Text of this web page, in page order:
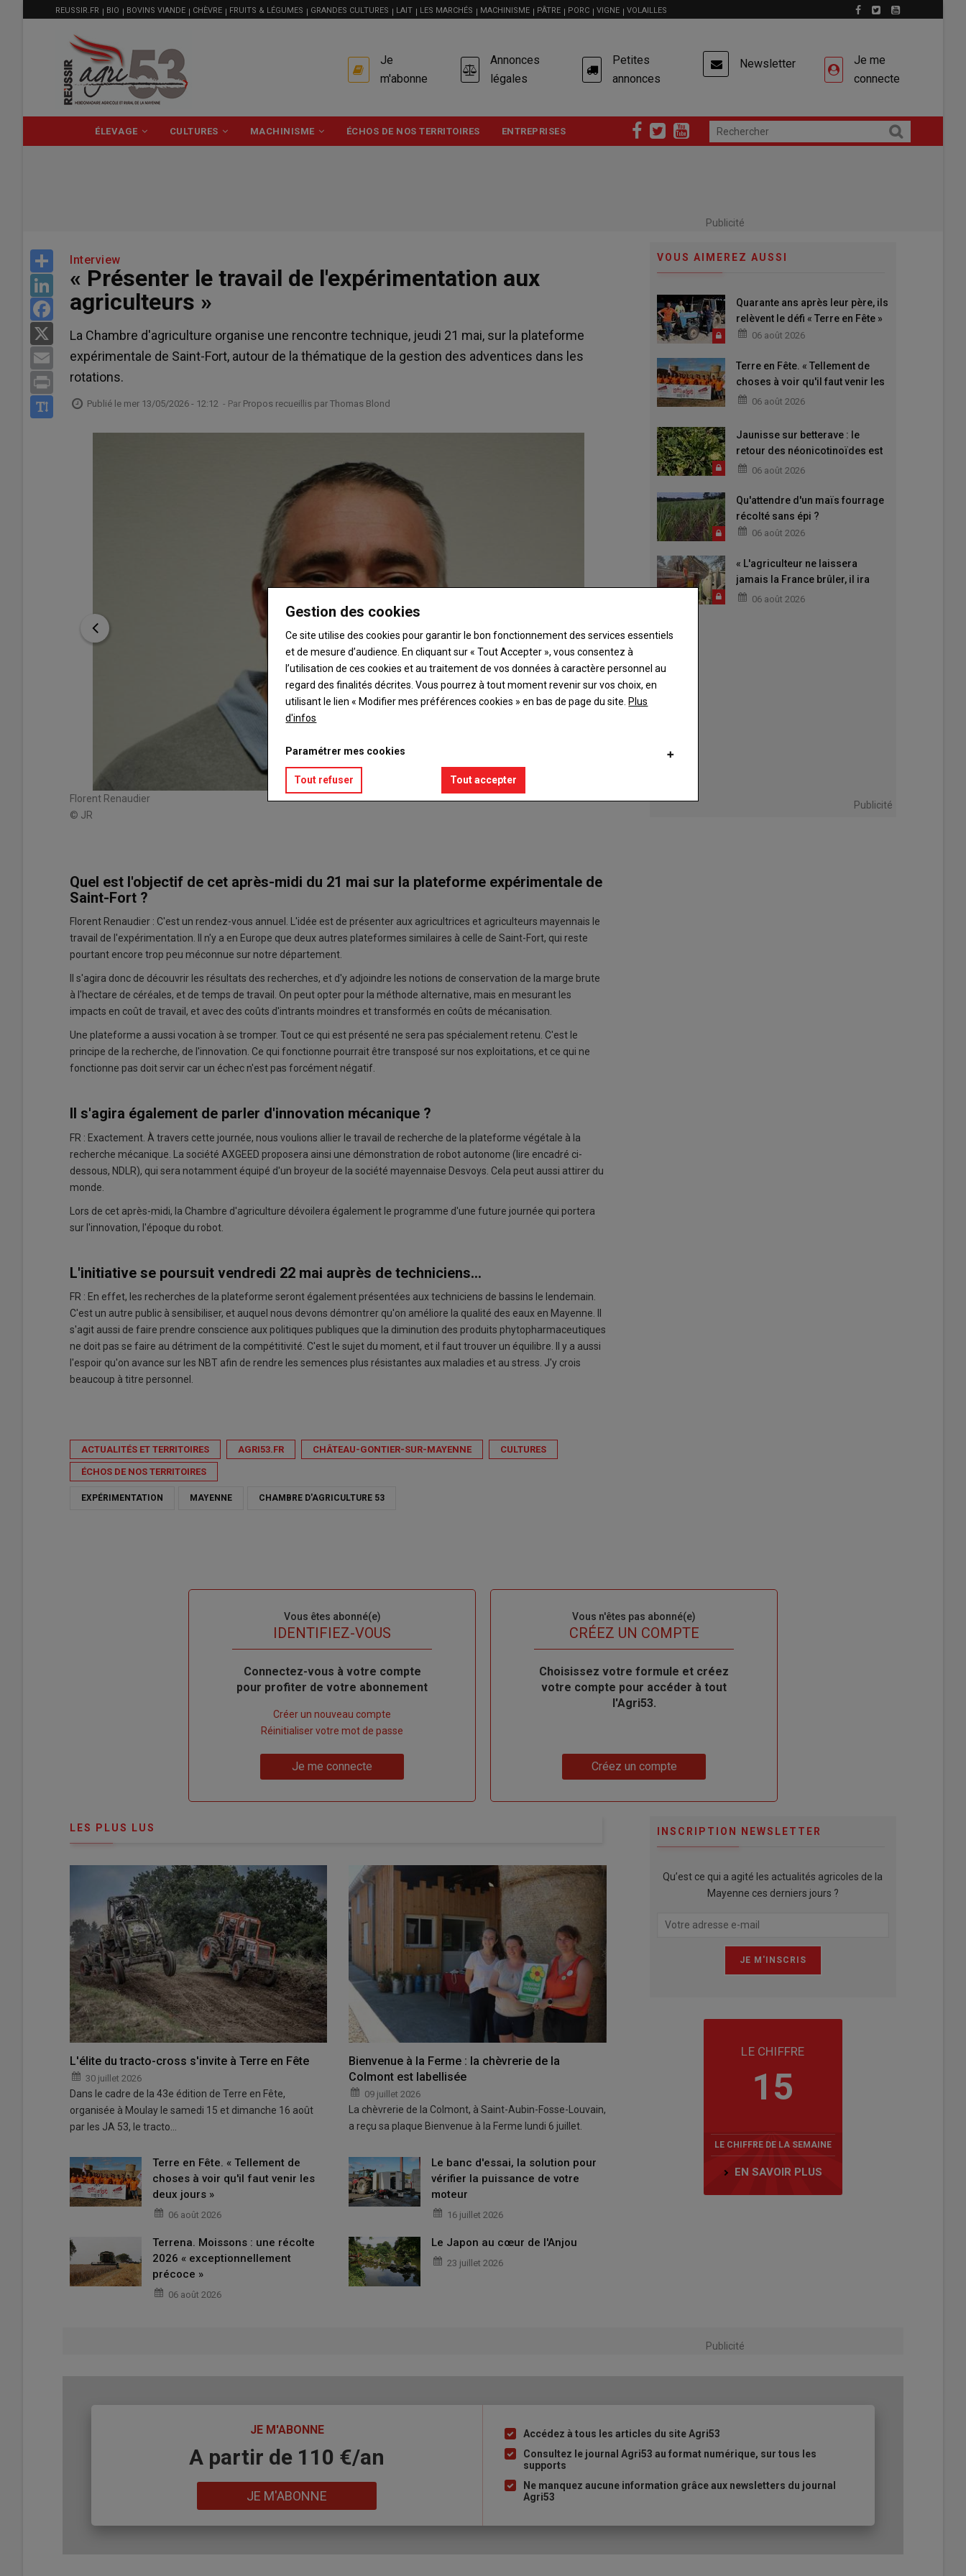
MENU
FILIÈRE
REUSSIR.FR BIO BOVINS VIANDE CHÈVRE FRUITS & LÉGUMES GRANDES CULTURES LAIT LES MARCHÉS MACHINISME PÂTRE PORC VIGNE VOLAILLES
USER
ACCOUNT
MENU
Je
m'abonne
Annonces
légales
Petites
annonces
Newsletter
Je me
connecte
PRINCIPALE
ÉLEVAGE CULTURES MACHINISME ÉCHOS DE NOS TERRITOIRES ENTREPRISES
Publicité
Share
LinkedIn
Facebook
Email
Print
Interview
« Présenter le travail de l'expérimentation aux
agriculteurs »
La Chambre d'agriculture organise une rencontre technique, jeudi 21 mai, sur la plateforme
expérimentale de Saint-Fort, autour de la thématique de la gestion des adventices dans les
rotations.
Publié le mer 13/05/2026 - 12:12 - Par Propos recueillis par Thomas Blond
Florent Renaudier
© JR
tracteur traditionnel, avec un relevage avant et arrière, prise de force arrière
Quel est l'objectif de cet après-midi du 21 mai sur la plateforme expérimentale de
Saint-Fort ?
Florent Renaudier : C'est un rendez-vous annuel. L'idée est de présenter aux agricultrices et agriculteurs mayennais le
travail de l'expérimentation. Il n'y a en Europe que deux autres plateformes similaires à celle de Saint-Fort, qui reste
pourtant encore trop peu méconnue sur notre département.
Il s'agira donc de découvrir les résultats des recherches, et d'y adjoindre les notions de conservation de la marge brute
à l'hectare de céréales, et de temps de travail. On peut opter pour la méthode alternative, mais en mesurant les
impacts en coût de travail, et avec des coûts d'intrants moindres et transformés en coûts de mécanisation.
Une plateforme a aussi vocation à se tromper. Tout ce qui est présenté ne sera pas spécialement retenu. C'est le
principe de la recherche, de l'innovation. Ce qui fonctionne pourrait être transposé sur nos exploitations, et ce qui ne
fonctionne pas doit servir car un échec n'est pas forcément négatif.
Il s'agira également de parler d'innovation mécanique ?
FR : Exactement. À travers cette journée, nous voulions allier le travail de recherche de la plateforme végétale à la
recherche mécanique. La société AXGEED proposera ainsi une démonstration de robot autonome (lire encadré ci-
dessous, NDLR), qui sera notamment équipé d'un broyeur de la société mayennaise Desvoys. Cela peut aussi attirer du
monde.
Lors de cet après-midi, la Chambre d'agriculture dévoilera également le programme d'une future journée qui portera
sur l'innovation, l'époque du robot.
L'initiative se poursuit vendredi 22 mai auprès de techniciens...
FR : En effet, les recherches de la plateforme seront également présentées aux techniciens de bassins le lendemain.
C'est un autre public à sensibiliser, et auquel nous devons démontrer qu'on améliore la qualité des eaux en Mayenne. Il
s'agit aussi de faire prendre conscience aux politiques publiques que la diminution des produits phytopharmaceutiques
ne doit pas se faire au détriment de la compétitivité. C'est le sujet du moment, et il faut trouver un équilibre. Il y a aussi
l'espoir qu'on avance sur les NBT afin de rendre les semences plus résistantes aux maladies et au stress. J'y crois
beaucoup à titre personnel.
ACTUALITÉS ET TERRITOIRES AGRI53.FR CHÂTEAU-GONTIER-SUR-MAYENNE CULTURES
ÉCHOS DE NOS TERRITOIRES
EXPÉRIMENTATION MAYENNE CHAMBRE D'AGRICULTURE 53
VOUS AIMEREZ AUSSI
Quarante ans après leur père, ils
relèvent le défi « Terre en Fête »
06 août 2026
Terre en Fête. « Tellement de
choses à voir qu'il faut venir les
deux jours »
06 août 2026
Jaunisse sur betterave : le
retour des néonicotinoïdes est
attendu
06 août 2026
Qu'attendre d'un maïs fourrage
récolté sans épi ?
06 août 2026
« L'agriculteur ne laissera
jamais la France brûler, il ira
aider »06 août 2026
Publicité
Vous êtes abonné(e)
IDENTIFIEZ-VOUS
Body
Connectez-vous à votre compte
pour profiter de votre abonnement
compte"
Créer un nouveau compte
Réinitialiser votre mot de passe
Je me connecte
Vous n'êtes pas abonné(e)
TITRECRÉEZ UN COMPTE
Body
Choisissez votre formule et créez
votre compte pour accéder à tout
l'Agri53.
Créez un compte
LES PLUS LUS
L'élite du tracto-cross s'invite à Terre en Fête
30 juillet 2026
Dans le cadre de la 43e édition de Terre en Fête,
organisée à Moulay le samedi 15 et dimanche 16 août
par les JA 53, le tracto…
Bienvenue à la Ferme : la chèvrerie de la
Colmont est labellisée
09 juillet 2026
La chèvrerie de la Colmont, à Saint-Aubin-Fosse-Louvain,
a reçu sa plaque Bienvenue à la Ferme lundi 6 juillet.
Terre en Fête. « Tellement de
choses à voir qu'il faut venir les
deux jours »
06 août 2026
Le banc d'essai, la solution pour
vérifier la puissance de votre
moteur
16 juillet 2026
Terrena. Moissons : une récolte
2026 « exceptionnellement
précoce »
06 août 2026
Le Japon au cœur de l'Anjou
23 juillet 2026
INSCRIPTION NEWSLETTER
Qu’est ce qui a agité les actualités agricoles de la
Mayenne ces derniers jours ?
LE CHIFFRE
15
LE CHIFFRE DE LA SEMAINE
EN SAVOIR PLUS
Publicité
JE M'ABONNE
A partir de 110 €/an
JE M'ABONNE
Liste
à
puce
Accédez à tous les articles du site Agri53
Consultez le journal Agri53 au format numérique, sur tous les
supports
Ne manquez aucune information grâce aux newsletters du journal
Agri53
Gestion des cookies
Ce site utilise des cookies pour garantir le bon fonctionnement des services essentiels
et de mesure d’audience. En cliquant sur « Tout Accepter », vous consentez à
l’utilisation de ces cookies et au traitement de vos données à caractère personnel au
regard des finalités décrites. Vous pourrez à tout moment revenir sur vos choix, en
utilisant le lien « Modifier mes préférences cookies » en bas de page du site. Plus
d'infos
Paramétrer mes cookies
Tout refuser Tout accepter